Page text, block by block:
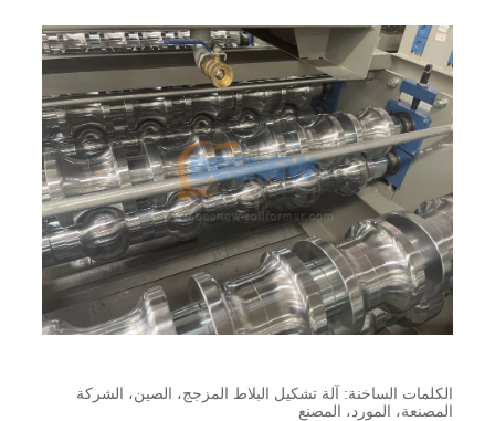
الكلمات الساخنة: آلة تشكيل البلاط المزجج، الصين، الشركة
المصنعة، المورد، المصنع